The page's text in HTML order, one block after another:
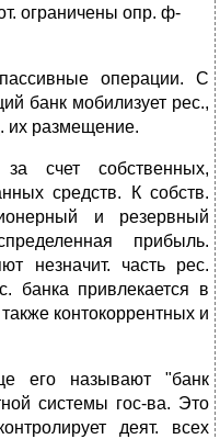
ограничены опр. ф-
операции. С
банк мобилизует рес.,
их размещение.
счет собственных,
средств. К собств.
и резервный
прибыль.
нез­начит. часть рес.
банка привлекается в
контокоррентных и
его называют "банк
системы гос-ва. Это
деят. всех